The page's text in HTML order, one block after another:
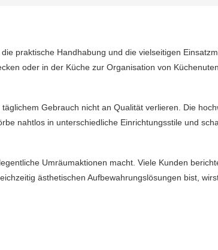
praktische Handhabung und die vielseitigen
oder in der Küche zur Organisation von
Gebrauch nicht an Qualität verlieren. Die
nahtlos in unterschiedliche Einrichtungsstile und
Umräumaktionen macht. Viele Kunden
ästhetischen Aufbewahrungslösungen bist,